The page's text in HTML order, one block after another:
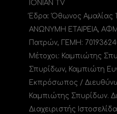
IONIAN TV
Έδρα: Όθωνος Αμαλίας
ΑΝΩΝΥΜΗ ΕΤΑΙΡΕΙΑ,
Πατρών, ΓΕΜΗ:
Μέτοχοι: Καμπιώτης
Σπυρίδων, Καμπιώτη
Εκπρόσωπος /
Καμπιώτης Σπυρίδων.
Διαχειριστής